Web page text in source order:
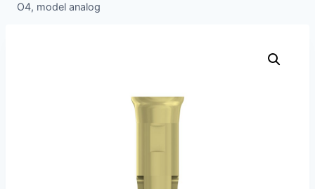
O4, model analog